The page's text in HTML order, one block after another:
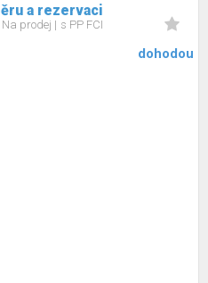
a rezervaci
Na prodej s PP FCI
dohodou